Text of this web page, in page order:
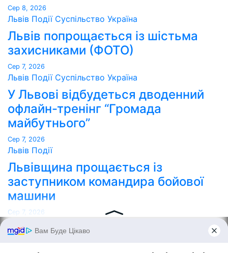
Сер 8, 2026
Львів Події Суспільство Україна
Львів попрощається із шістьма
захисниками (ФОТО)
Сер 7, 2026
Львів Події Суспільство Україна
У Львові відбудеться дводенний
офлайн-тренінг “Громада
майбутнього”
Сер 7, 2026
Львів Події
Львівщина прощається із
заступником командира бойової
машини
Сер 7, 2026